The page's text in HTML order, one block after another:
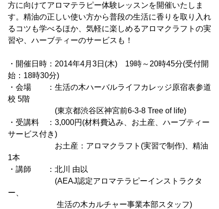
方に向けてアロマテラピー体験レッスンを開催いたしま
す。精油の正しい使い方から普段の生活に香りを取り入れ
るコツも学べるほか、気軽に楽しめるアロマクラフトの実
習や、ハーブティーのサービスも！
・開催日時：2014年4月3日(木) 19時～20時45分(受付開
始：18時30分)
・会場 ：生活の木ハーバルライフカレッジ原宿表参道
校 5階
(東京都渋谷区神宮前6-3-8 Tree of life)
・受講料 ：3,000円(材料費込み、お土産、ハーブティー
サービス付き)
お土産：アロマクラフト(実習で制作)、精油
1本
・講師 ：北川 由以
(AEAJ認定アロマテラピーインストラクタ
ー、
生活の木カルチャー事業本部スタッフ)